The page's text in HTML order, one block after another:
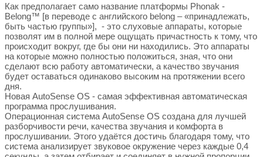
Как предполагает само название платформы Phonak -
Belong™ [в переводе с английского belong – «принадлежать,
быть частью группы»], - это слуховые аппараты, которые
позволят им в полной мере ощущать причастность к тому, что
происходит вокруг, где бы они ни находились. Это аппараты
на которые можно полностью положиться, зная, что они
сделают всю работу автоматически, а качество звучания
будет оставаться одинаково высоким на протяжении всего
дня.
Новая AutoSense OS - самая эффективная автоматическая
программа прослушивания.
Операционная система AutoSense OS создана для лучшей
разборчивости речи, качества звучания и комфорта в
прослушивании. Этого удаётся достичь благодаря тому, что
система анализирует звуковое окружение через каждые 0,4